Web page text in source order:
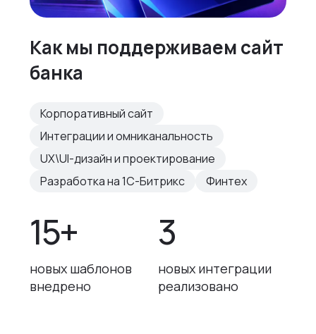
Как мы поддерживаем сайт
банка
Корпоративный сайт
Интеграции и омниканальность
UX\UI-дизайн и проектирование
Разработка на 1С-Битрикс
Финтех
15+
новых шаблонов
внедрено
3
новых интеграции
реализовано